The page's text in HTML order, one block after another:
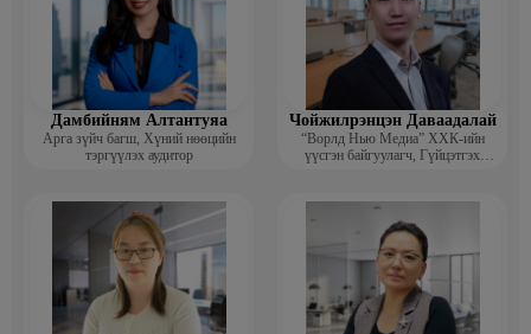
Дамбийням Алтантуяа
Арга зүйч багш, Хүний нөөцийн
тэргүүлэх аудитор
Чойжилрэнцэн Даваадалай
“Ворлд Нью Медиа” ХХК-ийн
үүсгэн байгуулагч, Гүйцэтгэх